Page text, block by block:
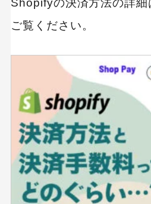
Shopifyの決済方法の詳細
ご覧ください。